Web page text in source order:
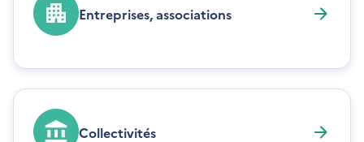
Entreprises, associations
Collectivités